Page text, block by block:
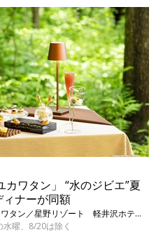
ワタン」 “水のジビエ”夏
ナーが同額
星野リゾート ブレストンコート ユカワタン／星野リゾート 軽井沢ホテルブレストンコート • 長野・軽井沢
曜、8/20は除く